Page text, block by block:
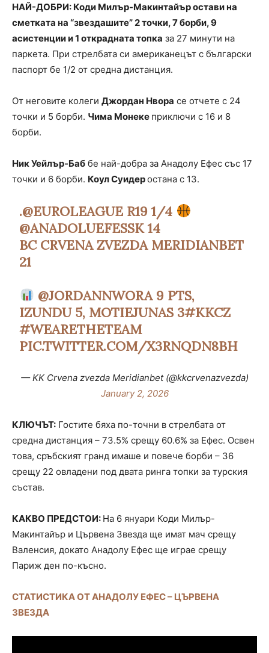
НАЙ-ДОБРИ: Коди Милър-Макинтайър остави на
сметката на “звездашите” 2 точки, 7 борби, 9
асистенции и 1 открадната топка за 27 минути на
паркета. При стрелбата си американецът с български
паспорт бе 1/2 от средна дистанция.
От неговите колеги Джордан Нвора се отчете с 24
точки и 5 борби. Чима Монеке приключи с 16 и 8
борби.
Ник Уейлър-Баб бе най-добра за Анадолу Ефес със 17
точки и 6 борби. Коул Суидеростана с 13.
.@EUROLEAGUE R19 1/4
@ANADOLUEFESSK14
BC CRVENA ZVEZDA MERIDIANBET
21
@JORDANNWORA9 PTS,
IZUNDU 5, MOTIEJUNAS 3#KKCZ
#WEARETHETEAM
PIC.TWITTER.COM/X3RNQDN8BH
— KK Crvena zvezda Meridianbet (@kkcrvenazvezda)
January 2, 2026
КЛЮЧЪТ: Гостите бяха по-точни в стрелбата от
средна дистанция – 73.5% срещу 60.6% за Ефес. Освен
това, сръбският гранд имаше и повече борби – 36
срещу 22 овладени под двата ринга топки за турския
състав.
КАКВО ПРЕДСТОИ: На 6 януари Коди Милър-
Макинтайър и Цървена Звезда ще имат мач срещу
Валенсия, докато Анадолу Ефес ще играе срещу
Париж ден по-късно.
СТАТИСТИКА ОТ АНАДОЛУ ЕФЕС – ЦЪРВЕНА
ЗВЕЗДА